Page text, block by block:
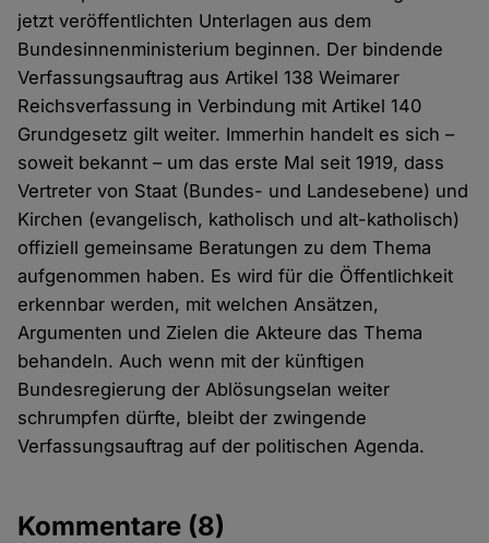
jetzt veröffentlichten Unterlagen aus dem
Bundesinnenministerium beginnen. Der bindende
Verfassungsauftrag aus Artikel 138 Weimarer
Reichsverfassung in Verbindung mit Artikel 140
Grundgesetz gilt weiter. Immerhin handelt es sich –
soweit bekannt – um das erste Mal seit 1919, dass
Vertreter von Staat (Bundes- und Landesebene) und
Kirchen (evangelisch, katholisch und alt-katholisch)
offiziell gemeinsame Beratungen zu dem Thema
aufgenommen haben. Es wird für die Öffentlichkeit
erkennbar werden, mit welchen Ansätzen,
Argumenten und Zielen die Akteure das Thema
behandeln. Auch wenn mit der künftigen
Bundesregierung der Ablösungselan weiter
schrumpfen dürfte, bleibt der zwingende
Verfassungsauftrag auf der politischen Agenda.
Kommentare (8)